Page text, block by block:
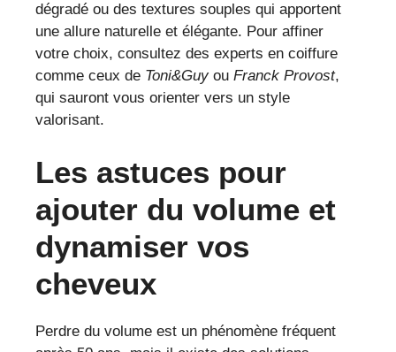
dégradé ou des textures souples qui apportent
une allure naturelle et élégante. Pour affiner
votre choix, consultez des experts en coiffure
comme ceux de Toni&Guyou Franck Provost,
qui sauront vous orienter vers un style
valorisant.
Les astuces pour
ajouter du volume et
dynamiser vos
cheveux
Perdre du volume est un phénomène fréquent